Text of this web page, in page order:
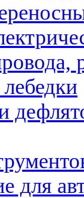
для